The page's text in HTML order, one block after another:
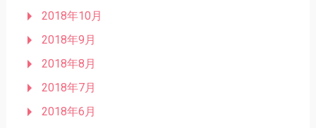
2018年10月
2018年9月
2018年8月
2018年7月
2018年6月